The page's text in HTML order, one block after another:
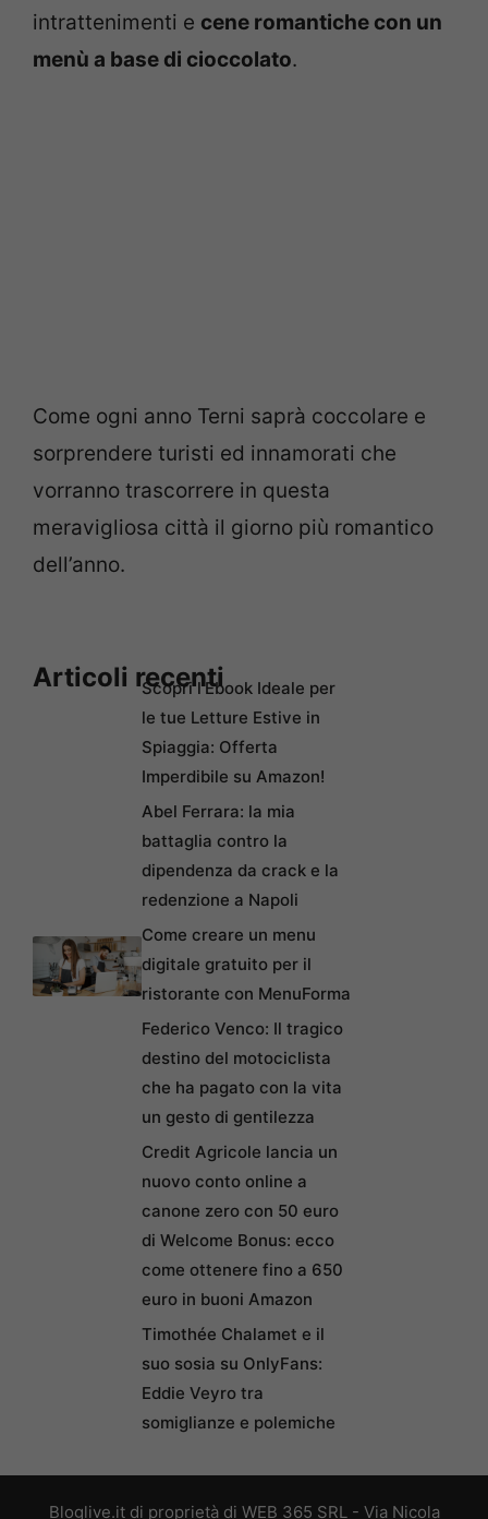
intrattenimenti e cene romantiche con un
menù a base di cioccolato.
Come ogni anno Terni saprà coccolare e
sorprendere turisti ed innamorati che
vorranno trascorrere in questa
meravigliosa città il giorno più romantico
dell’anno.
Articoli recentiScopri l’Ebook Ideale per
le tue Letture Estive in
Spiaggia: Offerta
Imperdibile su Amazon!
Abel Ferrara: la mia
battaglia contro la
dipendenza da crack e la
redenzione a Napoli
Come creare un menu
digitale gratuito per il
ristorante con MenuForma
Federico Venco: Il tragico
destino del motociclista
che ha pagato con la vita
un gesto di gentilezza
Credit Agricole lancia un
nuovo conto online a
canone zero con 50 euro
di Welcome Bonus: ecco
come ottenere fino a 650
euro in buoni Amazon
Timothée Chalamet e il
suo sosia su OnlyFans:
Eddie Veyro tra
somiglianze e polemiche
Bloglive.it di proprietà di WEB 365 SRL - Via Nicola